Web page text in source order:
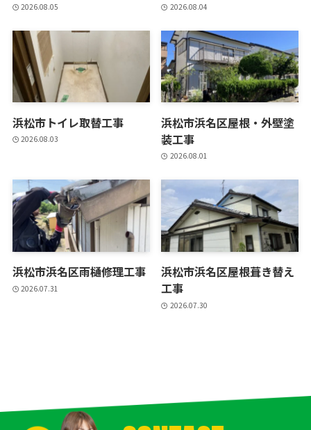
2026.08.05 2026.08.04
浜松市トイレ取替工事
2026.08.03
浜松市浜名区屋根・外壁塗
装工事
2026.08.01
浜松市浜名区雨樋修理工事
2026.07.31
浜松市浜名区屋根葺き替え
工事
2026.07.30